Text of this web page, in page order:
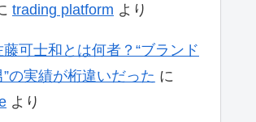
trading platform より
藤可士和とは何者？“ブランド
の実績が桁違いだった に
より